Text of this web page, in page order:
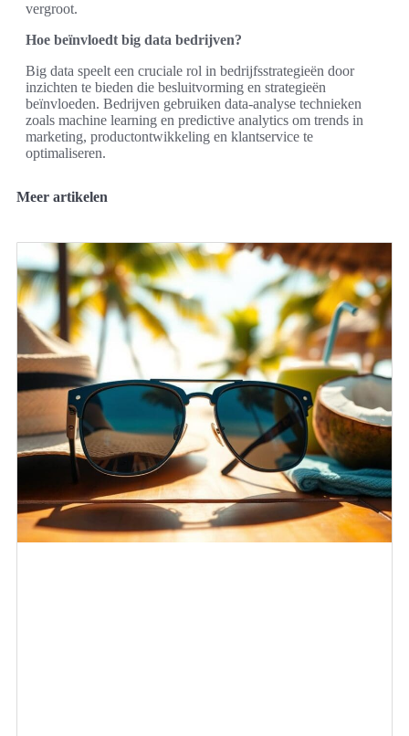
vergroot.
Hoe beïnvloedt big data bedrijven?
Big data speelt een cruciale rol in bedrijfsstrategieën door
inzichten te bieden die besluitvorming en strategieën
beïnvloeden. Bedrijven gebruiken data-analyse technieken
zoals machine learning en predictive analytics om trends in
marketing, productontwikkeling en klantservice te
optimaliseren.
Meer artikelen